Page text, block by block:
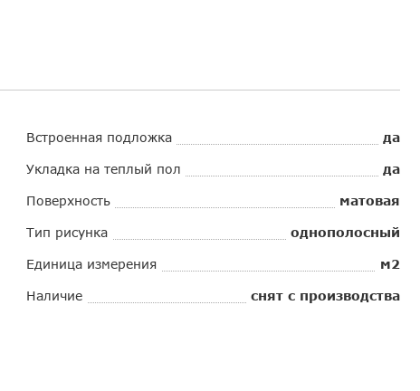
Встроенная подложка да
Укладка на теплый пол да
Поверхность матовая
Тип рисунка однополосный
Единица измерения м2
Наличие снят с производства